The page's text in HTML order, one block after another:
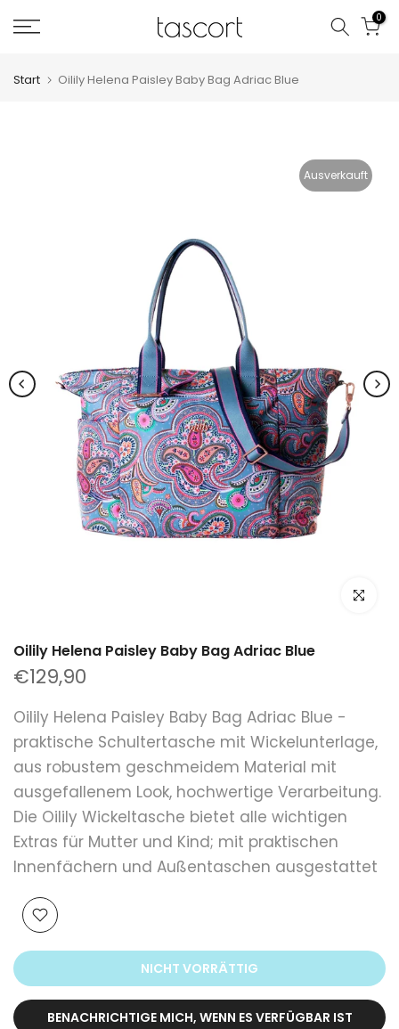
Zum
springen
0
Start Oilily Helena Paisley Baby Bag Adriac Blue
Ausverkauft
klicken
Oilily Helena Paisley Baby Bag Adriac Blue
€129,90
Oilily Helena Paisley Baby Bag Adriac Blue -
praktische Schultertasche mit Wickelunterlage,
aus robustem geschmeidem Material mit
ausgefallenem Look, hochwertige Verarbeitung.
Die Oilily Wickeltasche bietet alle wichtigen
Extras für Mutter und Kind; mit praktischen
Innenfächern und Außentaschen ausgestattet
NICHT VORRÄTTIG
BENACHRICHTIGE MICH, WENN ES VERFÜGBAR IST